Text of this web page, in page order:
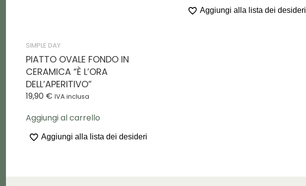
SIMPLE DAY
PIATTO OVALE FONDO IN
CERAMICA “È L’ORA
DELL’APERITIVO”
19,90 € IVA inclusa
Aggiungi al carrello
Aggiungi alla lista dei desideri
Aggiungi alla lista dei desideri